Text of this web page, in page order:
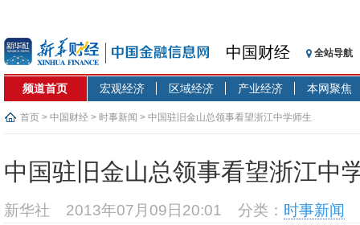
中国财经 全站导航
频道首页 宏观经济 区域经济 产业经济 本网聚焦
首页 > 中国财经 > 时事新闻 > 中国驻旧金山总领事看望浙江中学师生
中国驻旧金山总领事看望浙江中
新华社 2013年07月09日20:01 分类： 时事新闻